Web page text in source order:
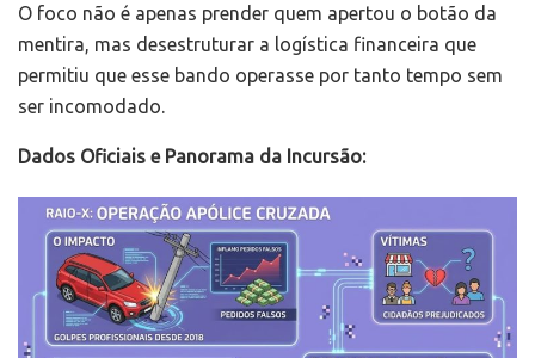
O foco não é apenas prender quem apertou o botão da
mentira, mas desestruturar a logística financeira que
permitiu que esse bando operasse por tanto tempo sem
ser incomodado.
Dados Oficiais e Panorama da Incursão: